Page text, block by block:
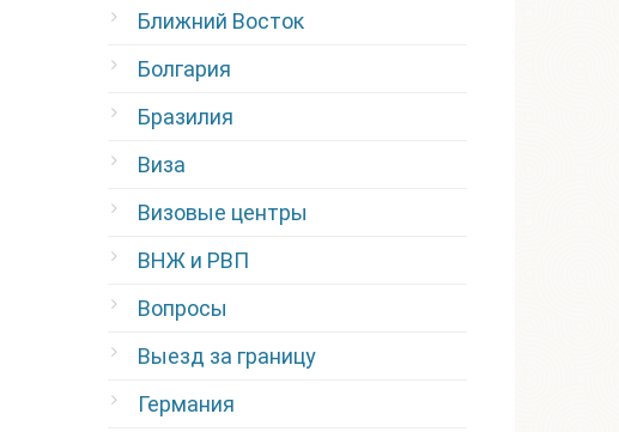
Ближний Восток
Болгария
Бразилия
Виза
Визовые центры
ВНЖ и РВП
Вопросы
Выезд за границу
Германия